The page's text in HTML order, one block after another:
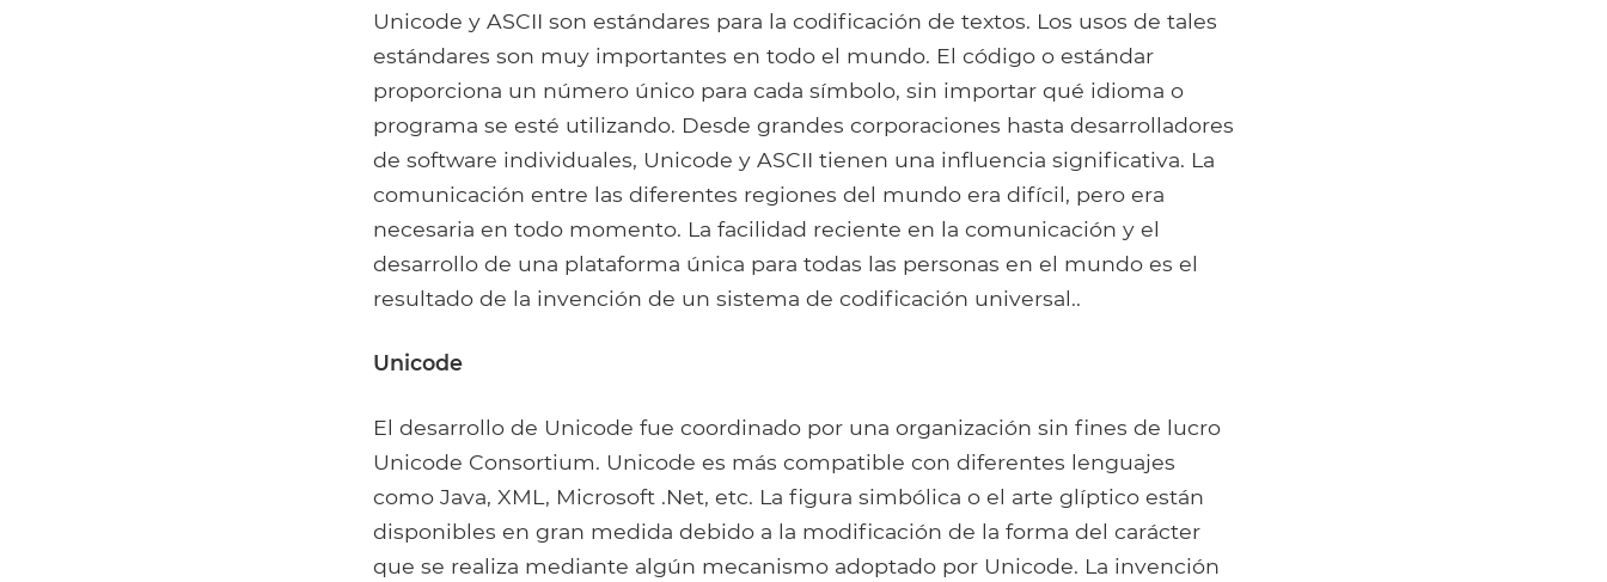
Unicode y ASCII son estándares para la codificación de textos. Los usos de tales
estándares son muy importantes en todo el mundo. El código o estándar
proporciona un número único para cada símbolo, sin importar qué idioma o
programa se esté utilizando. Desde grandes corporaciones hasta desarrolladores
de software individuales, Unicode y ASCII tienen una influencia significativa. La
comunicación entre las diferentes regiones del mundo era difícil, pero era
necesaria en todo momento. La facilidad reciente en la comunicación y el
desarrollo de una plataforma única para todas las personas en el mundo es el
resultado de la invención de un sistema de codificación universal..
Unicode
El desarrollo de Unicode fue coordinado por una organización sin fines de lucro
Unicode Consortium. Unicode es más compatible con diferentes lenguajes
como Java, XML, Microsoft .Net, etc. La figura simbólica o el arte glíptico están
disponibles en gran medida debido a la modificación de la forma del carácter
que se realiza mediante algún mecanismo adoptado por Unicode. La invención